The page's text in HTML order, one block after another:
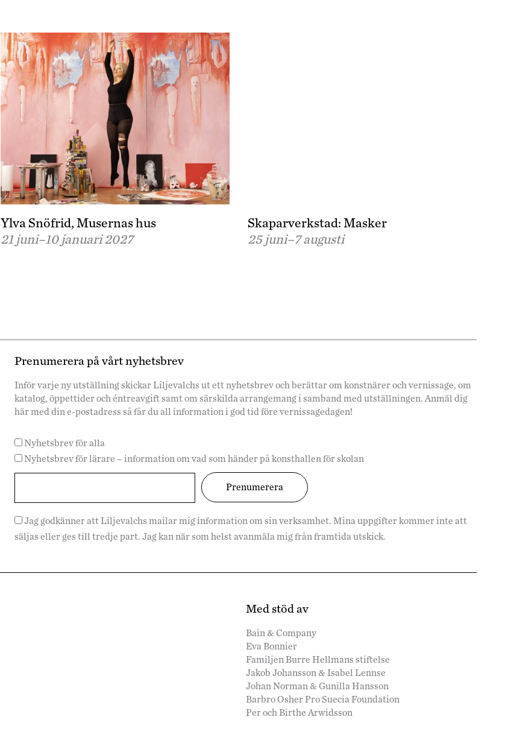
Ylva Snöfrid, Musernas hus
21 juni–10 januari 2027
Skaparverkstad: Masker
25 juni–7 augusti
Prenumerera på vårt nyhetsbrev
Inför varje ny utställning skickar Liljevalchs ut ett nyhetsbrev och berättar om konstnärer och vernissage, om
katalog, öppettider och éntreavgift samt om särskilda arrangemang i samband med utställningen. Anmäl dig
här med din e-postadress så får du all information i god tid före vernissagedagen!
Nyhetsbrev för alla
Nyhetsbrev för lärare – information om vad som händer på konsthallen för skolan
Jag godkänner att Liljevalchs mailar mig information om sin verksamhet. Mina uppgifter kommer inte att
säljas eller ges till tredje part. Jag kan när som helst avanmäla mig från framtida utskick.
Med stöd av
Bain & Company
Eva Bonnier
Familjen Burre Hellmans stiftelse
Jakob Johansson & Isabel Lennse
Johan Norman & Gunilla Hansson
Barbro Osher Pro Suecia Foundation
Per och Birthe Arwidsson